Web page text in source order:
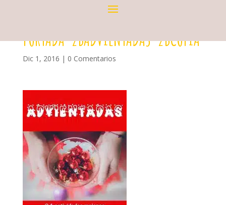
PORTADA-2BADVIENTADAS-2BCOPIA
Dic 1, 2016 | 0 Comentarios